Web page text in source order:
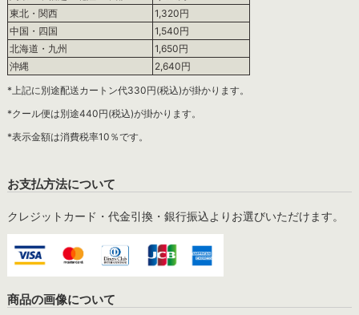
東北・関西
1,320円
中国・四国
1,540円
北海道・九州
1,650円
沖縄
2,640円
*上記に別途配送カートン代330円(税込)が掛かります。
*クール便は別途440円(税込)が掛かります。
*表示金額は消費税率10％です。
お支払方法について
クレジットカード・代金引換・銀行振込よりお選びいただけます。
商品の画像について